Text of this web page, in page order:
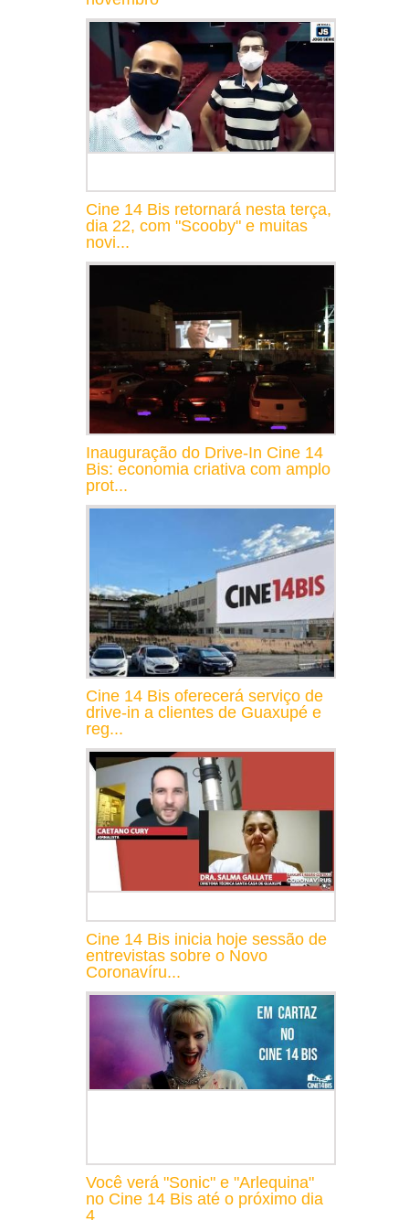
Cine 14 Bis retornará nesta terça,
dia 22, com "Scooby" e muitas
novi...
Inauguração do Drive-In Cine 14
Bis: economia criativa com amplo
prot...
Cine 14 Bis oferecerá serviço de
drive-in a clientes de Guaxupé e
reg...
Cine 14 Bis inicia hoje sessão de
entrevistas sobre o Novo
Coronavíru...
Você verá "Sonic" e "Arlequina"
no Cine 14 Bis até o próximo dia
4